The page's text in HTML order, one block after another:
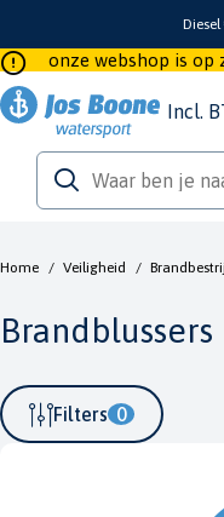
Diesel
onze webshop is op
Incl.
Home / Veiligheid /
Brandblussers
Filters 0